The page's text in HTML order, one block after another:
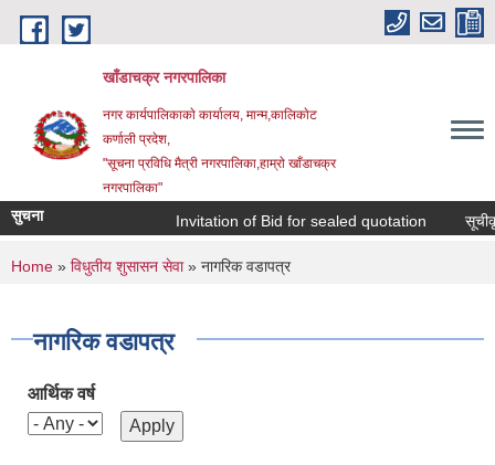
Skip to main content
खाँडाचक्र नगरपालिका
नगर कार्यपालिकाकाे कार्यालय, मान्म,कालिकाेट
क‍र्णाली प्रदेश,
"सूचना प्रविधि मैत्री नगरपालिका,हाम्राे खाँडाचक्र
नगरपालिका"
सुचना Invitation of Bid for sealed quotation
You are here
Home » विधुतीय शुसासन सेवा» नागरिक वडापत्र
नागरिक वडापत्र
आर्थिक वर्ष